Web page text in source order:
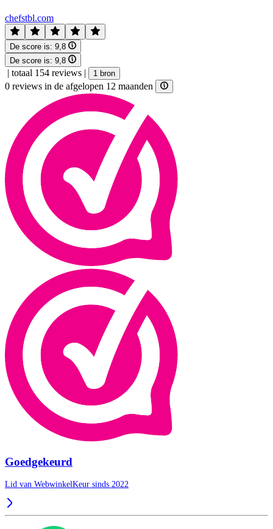
chefstbl.com
De score is: 9,8
De score is: 9,8
| totaal 154 reviews | 1 bron
0 reviews in de afgelopen 12 maanden
Goedgekeurd
Lid van WebwinkelKeur sinds 2022